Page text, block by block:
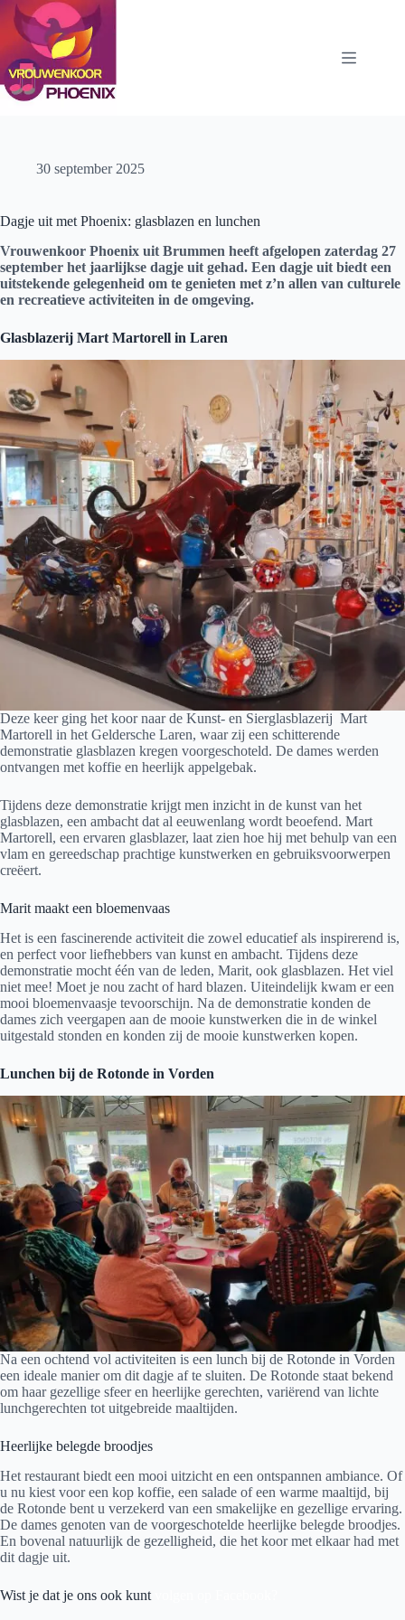
Ga
naar
inhoud
30 september 2025
Dagje uit met Phoenix: glasblazen en lunchen
Vrouwenkoor Phoenix uit Brummen heeft afgelopen zaterdag 27
september het jaarlijkse dagje uit gehad. Een dagje uit biedt een
uitstekende gelegenheid om te genieten met z’n allen van culturele
en recreatieve activiteiten in de omgeving.
Glasblazerij Mart Martorell in Laren
Deze keer ging het koor naar de Kunst- en Sierglasblazerij Mart
Martorell in het Geldersche Laren, waar zij een schitterende
demonstratie glasblazen kregen voorgeschoteld. De dames werden
ontvangen met koffie en heerlijk appelgebak.
Tijdens deze demonstratie krijgt men inzicht in de kunst van het
glasblazen, een ambacht dat al eeuwenlang wordt beoefend. Mart
Martorell, een ervaren glasblazer, laat zien hoe hij met behulp van een
vlam en gereedschap prachtige kunstwerken en gebruiksvoorwerpen
creëert.
Marit maakt een bloemenvaas
Het is een fascinerende activiteit die zowel educatief als inspirerend is,
en perfect voor liefhebbers van kunst en ambacht. Tijdens deze
demonstratie mocht één van de leden, Marit, ook glasblazen. Het viel
niet mee! Moet je nou zacht of hard blazen. Uiteindelijk kwam er een
mooi bloemenvaasje tevoorschijn. Na de demonstratie konden de
dames zich veergapen aan de mooie kunstwerken die in de winkel
uitgestald stonden en konden zij de mooie kunstwerken kopen.
Lunchen bij de Rotonde in Vorden
Na een ochtend vol activiteiten is een lunch bij de Rotonde in Vorden
een ideale manier om dit dagje af te sluiten. De Rotonde staat bekend
om haar gezellige sfeer en heerlijke gerechten, variërend van lichte
lunchgerechten tot uitgebreide maaltijden.
Heerlijke belegde broodjes
Het restaurant biedt een mooi uitzicht en een ontspannen ambiance. Of
u nu kiest voor een kop koffie, een salade of een warme maaltijd, bij
de Rotonde bent u verzekerd van een smakelijke en gezellige ervaring.
De dames genoten van de voorgeschotelde heerlijke belegde broodjes.
En bovenal natuurlijk de gezelligheid, die het koor met elkaar had met
dit dagje uit.
Wist je dat je ons ook kunt